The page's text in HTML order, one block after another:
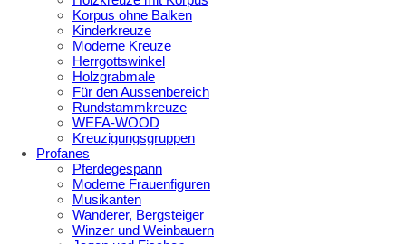
Korpus ohne Balken
Kinderkreuze
Moderne Kreuze
Herrgottswinkel
Holzgrabmale
Für den Aussenbereich
Rundstammkreuze
WEFA-WOOD
Kreuzigungsgruppen
Profanes
Pferdegespann
Moderne Frauenfiguren
Musikanten
Wanderer, Bergsteiger
Winzer und Weinbauern